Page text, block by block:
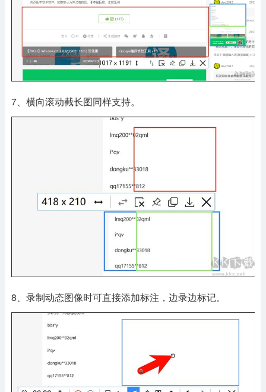
7、横向滚动截长图同样支持。
8、录制动态图像时可直接添加标注，边录边标记。